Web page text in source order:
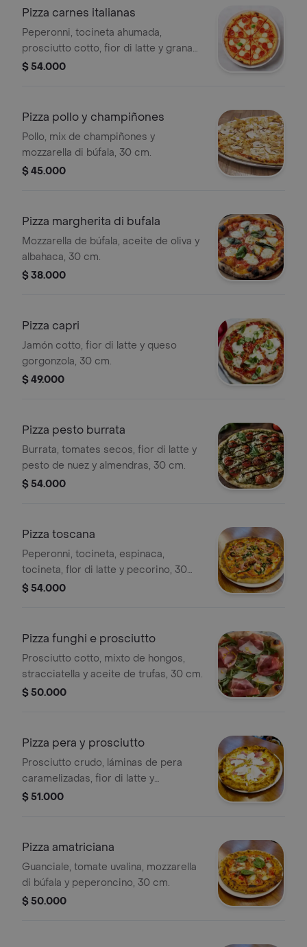
Pizza carnes italianas
Peperonni, tocineta ahumada,
prosciutto cotto, fior di latte y grana
padano, 30 cm.
$ 54.000
Pizza pollo y champiñones
Pollo, mix de champiñones y
mozzarella di búfala, 30 cm.
$ 45.000
Pizza margherita di bufala
Mozzarella de búfala, aceite de oliva y
albahaca, 30 cm.
$ 38.000
Pizza capri
Jamón cotto, fior di latte y queso
gorgonzola, 30 cm.
$ 49.000
Pizza pesto burrata
Burrata, tomates secos, fior di latte y
pesto de nuez y almendras, 30 cm.
$ 54.000
Pizza toscana
Peperonni, tocineta, espinaca,
tocineta, flor di latte y pecorino, 30
cm.
$ 54.000
Pizza funghi e prosciutto
Prosciutto cotto, mixto de hongos,
stracciatella y aceite de trufas, 30 cm.
$ 50.000
Pizza pera y prosciutto
Prosciutto crudo, láminas de pera
caramelizadas, fior di latte y
straciatella, 30 cm.
$ 51.000
Pizza amatriciana
Guanciale, tomate uvalina, mozzarella
di búfala y peperoncino, 30 cm.
$ 50.000